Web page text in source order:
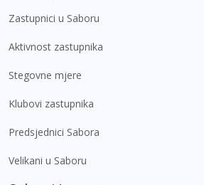
Zastupnici u Saboru
Aktivnost zastupnika
Stegovne mjere
Klubovi zastupnika
Predsjednici Sabora
Velikani u Saboru